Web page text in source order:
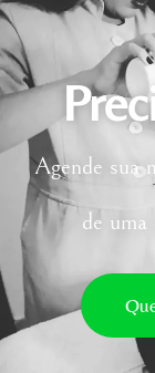
Agende sua
de